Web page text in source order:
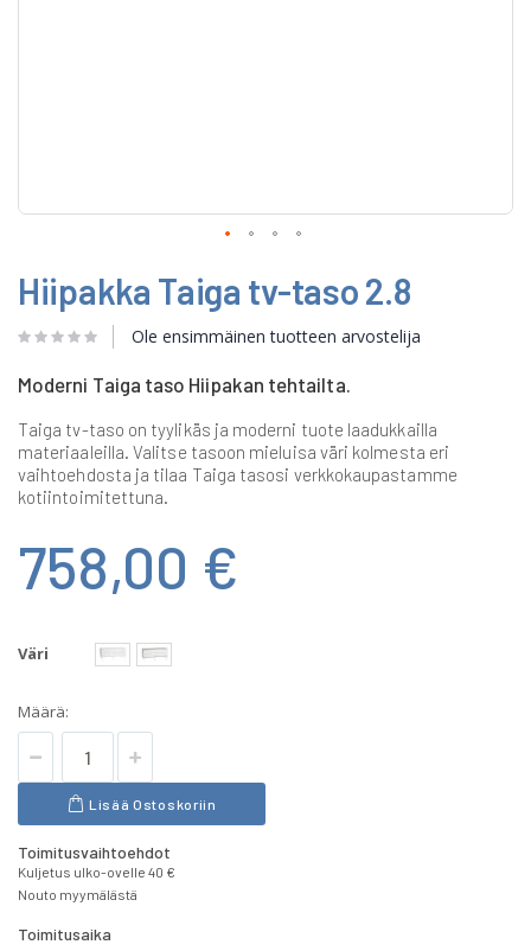
to
the
beginning
of
images
Hiipakka Taiga tv-taso 2.8
Ole ensimmäinen tuotteen arvostelija
Moderni Taiga taso Hiipakan tehtailta.
Taiga tv-taso on tyylikäs ja moderni tuote laadukkailla
materiaaleilla. Valitse tasoon mieluisa väri kolmesta eri
vaihtoehdosta ja tilaa Taiga tasosi verkkokaupastamme
kotiintoimitettuna.
758,00 €
Väri
Määrä:
Lisää Ostoskoriin
Toimitusvaihtoehdot
Kuljetus ulko-ovelle 40 €
Nouto myymälästä
Toimitusaika